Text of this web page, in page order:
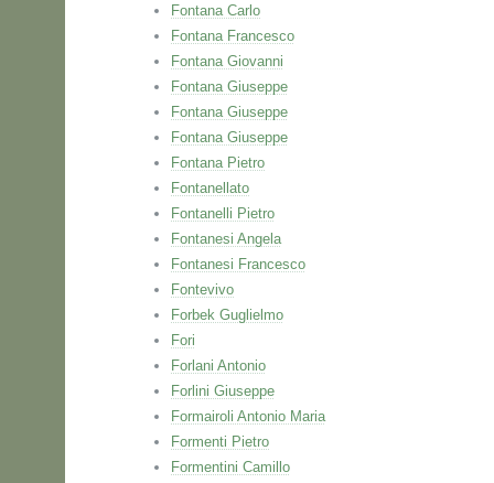
Fontana Carlo
Fontana Francesco
Fontana Giovanni
Fontana Giuseppe
Fontana Giuseppe
Fontana Giuseppe
Fontana Pietro
Fontanellato
Fontanelli Pietro
Fontanesi Angela
Fontanesi Francesco
Fontevivo
Forbek Guglielmo
Fori
Forlani Antonio
Forlini Giuseppe
Formairoli Antonio Maria
Formenti Pietro
Formentini Camillo